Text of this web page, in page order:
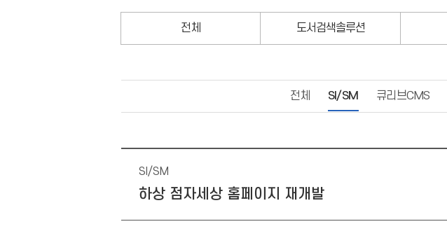
전체 도서검색솔루션
전체 SI/SM 큐리브CMS
SI/SM
하상 점자세상 홈페이지 재개발